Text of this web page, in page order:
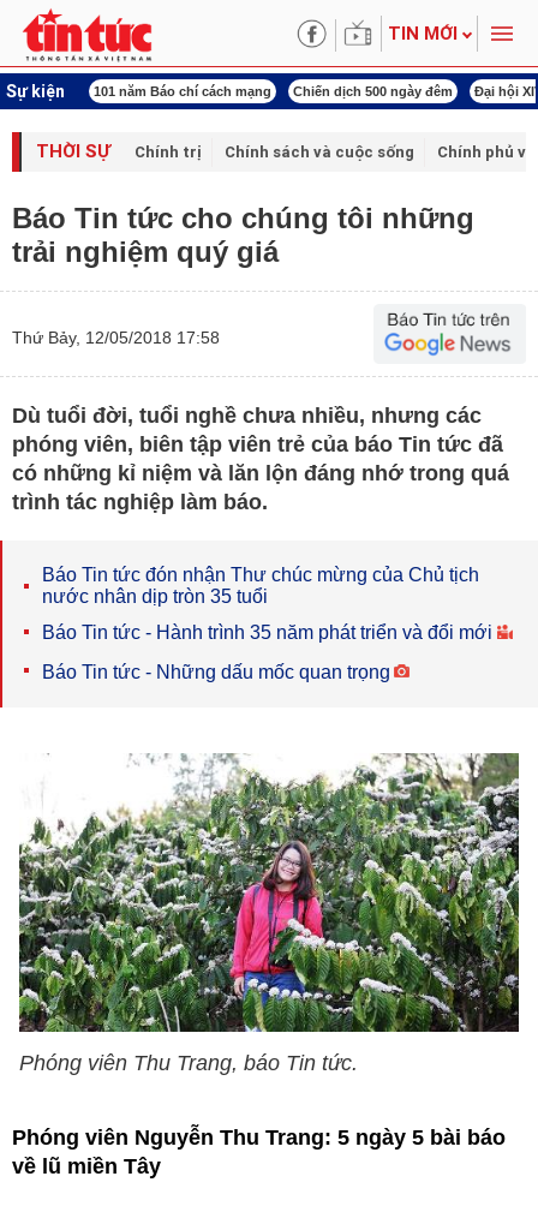
TIN MỚI
Sự kiện
mạng Chiến dịch 500 ngày đêm Đại hội XIV Công đoàn Việt Nam
THỜI SỰ Chính trị Chính sách và cuộc sống Chính phủ
Báo Tin tức cho chúng tôi những
trải nghiệm quý giá
Thứ Bảy, 12/05/2018 17:58
Dù tuổi đời, tuổi nghề chưa nhiều, nhưng các
phóng viên, biên tập viên trẻ của báo Tin tức đã
có những kỉ niệm và lăn lộn đáng nhớ trong quá
trình tác nghiệp làm báo.
Báo Tin tức đón nhận Thư chúc mừng của Chủ tịch
nước nhân dịp tròn 35 tuổi
Báo Tin tức - Hành trình 35 năm phát triển và đổi mới
Báo Tin tức - Những dấu mốc quan trọng
Phóng viên Thu Trang, báo Tin tức.
Phóng viên Nguyễn Thu Trang: 5 ngày 5 bài báo
về lũ miền Tây